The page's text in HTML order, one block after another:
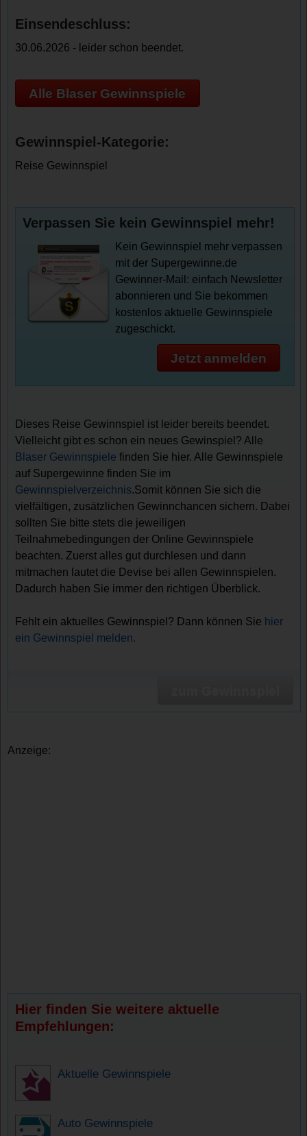
Einsendeschluss:
30.06.2026 - leider schon beendet.
Alle Blaser Gewinnspiele
Gewinnspiel-Kategorie:
Reise Gewinnspiel
Verpassen Sie kein Gewinnspiel mehr!
Kein Gewinnspiel mehr verpassen
mit der Supergewinne.de
Gewinner-Mail: einfach Newsletter
abonnieren und Sie bekommen
kostenlos aktuelle Gewinnspiele
zugeschickt.
Jetzt anmelden
Dieses Reise Gewinnspiel ist leider bereits beendet.
Vielleicht gibt es schon ein neues Gewinspiel? Alle
Blaser Gewinnspiele finden Sie hier. Alle Gewinnspiele
auf Supergewinne finden Sie im
Gewinnspielverzeichnis.Somit können Sie sich die
vielfältigen, zusätzlichen Gewinnchancen sichern. Dabei
sollten Sie bitte stets die jeweiligen
Teilnahmebedingungen der Online Gewinnspiele
beachten. Zuerst alles gut durchlesen und dann
mitmachen lautet die Devise bei allen Gewinnspielen.
Dadurch haben Sie immer den richtigen Überblick.
Fehlt ein aktuelles Gewinnspiel? Dann können Sie hier
ein Gewinnspiel melden.
Anzeige:
Hier finden Sie weitere aktuelle
Empfehlungen:
Aktuelle Gewinnspiele
Auto Gewinnspiele